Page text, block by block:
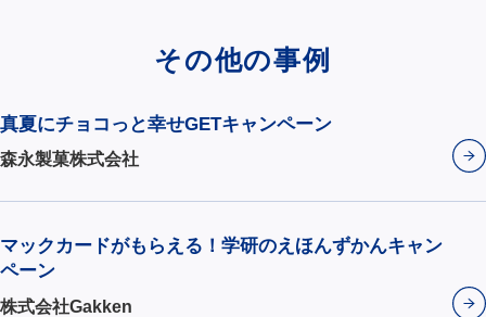
その他の事例
真夏にチョコっと幸せGETキャンペーン
森永製菓株式会社
マックカードがもらえる！学研のえほんずかんキャン
ペーン
株式会社Gakken